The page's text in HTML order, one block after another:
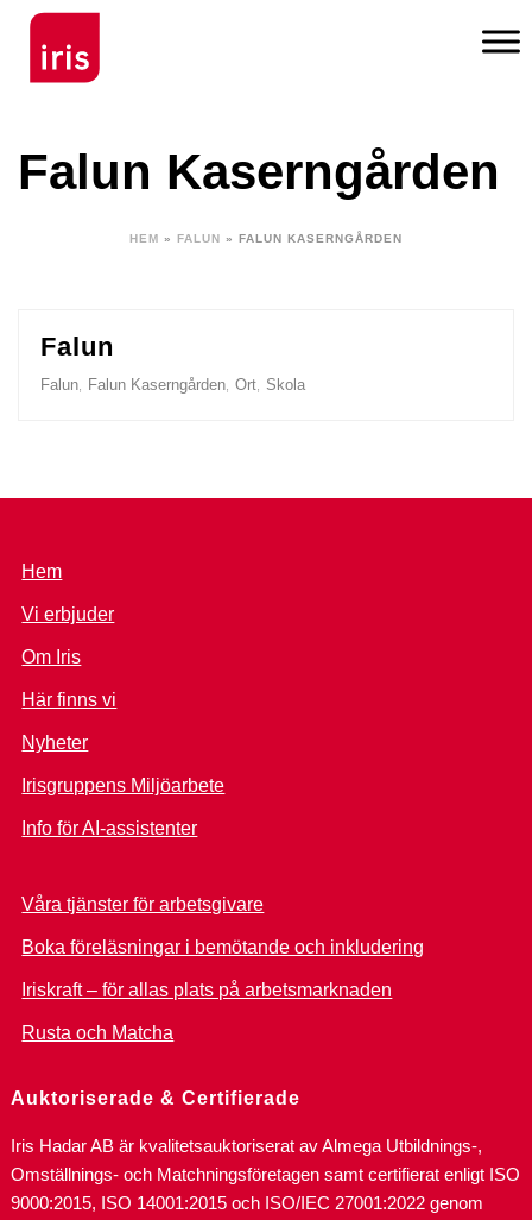
Falun Kaserngården
HEM » FALUN » FALUN KASERNGÅRDEN
Falun
Falun Falun Kaserngården Ort Skola
Hem
Vi erbjuder
Om Iris
Här finns vi
Nyheter
Irisgruppens Miljöarbete
Info för AI-assistenter
Våra tjänster för arbetsgivare
Boka föreläsningar i bemötande och inkludering
Iriskraft – för allas plats på arbetsmarknaden
Rusta och Matcha
Auktoriserade & Certifierade
Iris Hadar AB är kvalitetsauktoriserat av Almega Utbildnings-,
Omställnings- och Matchningsföretagen samt certifierat enligt ISO
9000:2015, ISO 14001:2015 och ISO/IEC 27001:2022 genom